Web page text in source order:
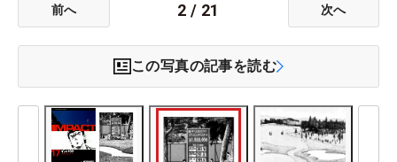
前へ 2 / 21 次へ
この写真の記事を読む